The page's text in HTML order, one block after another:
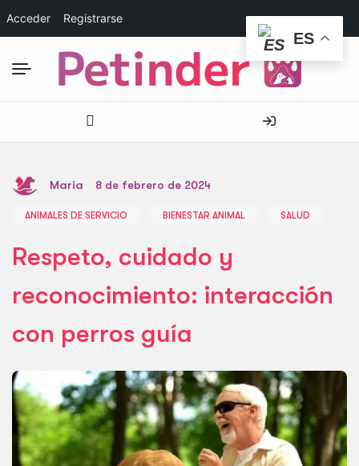
Acceder Registrarse
Maria 8 de febrero de 2024
ANIMALES DE SERVICIO BIENESTAR ANIMAL SALUD
Respeto, cuidado y
reconocimiento: interacción
con perros guía
ES